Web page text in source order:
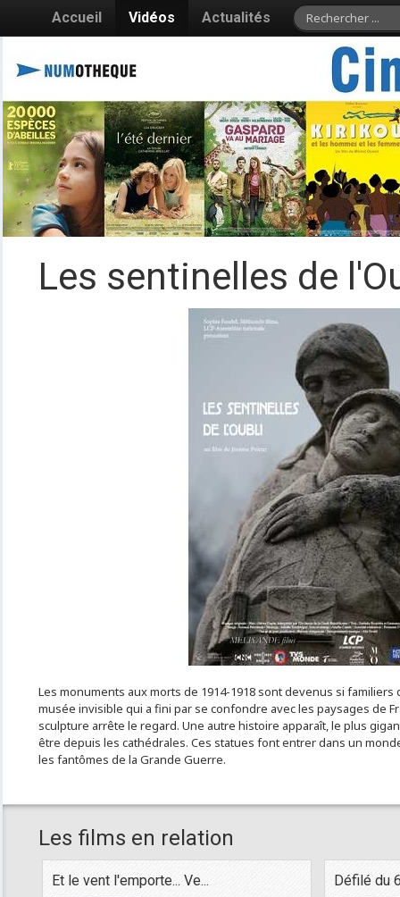
Accueil Vidéos Actualités
Les sentinelles de
Les monuments aux morts de 1914-1918 sont devenus si familiers
musée invisible qui a fini par se confondre avec les paysages de
sculpture arrête le regard. Une autre histoire apparaît, le plus
être depuis les cathédrales. Ces statues font entrer dans un
les fantômes de la Grande Guerre.
Les films en relation
Et le vent l'emporte... Ve... Défilé du